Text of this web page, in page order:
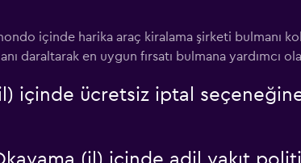
içinde harika araç kiralama şirketi bulmanı
daraltarak en uygun fırsatı bulmana yardımcı
içinde ücretsiz iptal seçeneğine